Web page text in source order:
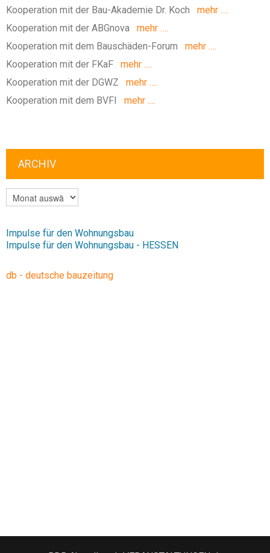
Kooperation mit der Bau-Akademie Dr. Koch mehr ….
Kooperation mit der ABGnova mehr ….
Kooperation mit dem Bauschäden-Forum mehr ….
Kooperation mit der FKaF mehr ….
Kooperation mit der DGWZ mehr ….
Kooperation mit dem BVFI
mehr ….
ARCHIV
ARCHIV
Impulse für den Wohnungsbau
Impulse für den Wohnungsbau - HESSEN
db - deutsche bauzeitung